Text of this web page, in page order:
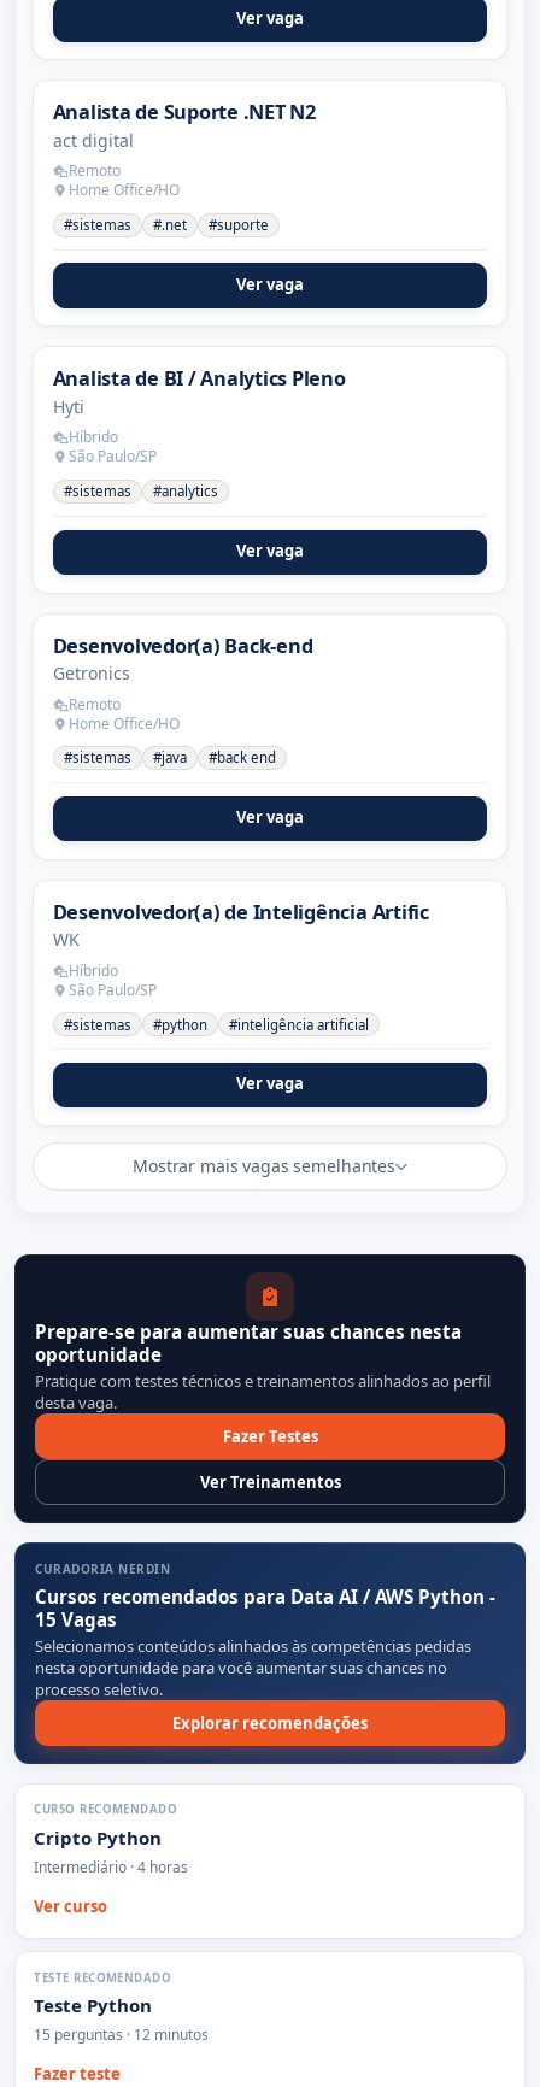
Ver vaga
Analista de Suporte .NET N2
act digital
Remoto
Home Office/HO
#sistemas #.net #suporte
Ver vaga
Analista de BI / Analytics Pleno
Hyti
Híbrido
São Paulo/SP
#sistemas #analytics
Ver vaga
Desenvolvedor(a) Back-end
Getronics
Remoto
Home Office/HO
#sistemas #java #back end
Ver vaga
Desenvolvedor(a) de Inteligência Artific
WK
Híbrido
São Paulo/SP
#sistemas #python #inteligência artificial
Ver vaga
Mostrar mais vagas semelhantes
Prepare-se para aumentar suas chances nesta
oportunidade
Pratique com testes técnicos e treinamentos alinhados ao perfil
desta vaga.
Fazer Testes
Ver Treinamentos
CURADORIA NERDIN
Cursos recomendados para Data AI / AWS Python -
15 Vagas
Selecionamos conteúdos alinhados às competências pedidas
nesta oportunidade para você aumentar suas chances no
processo seletivo.
Explorar recomendações
CURSO RECOMENDADO
Cripto Python
Intermediário · 4 horas
Ver curso
TESTE RECOMENDADO
Teste Python
15 perguntas · 12 minutos
Fazer teste